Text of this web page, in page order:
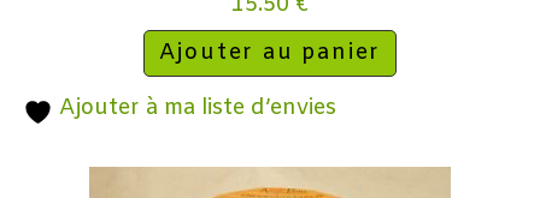
Ajouter au panier
Ajouter à ma liste d’envies